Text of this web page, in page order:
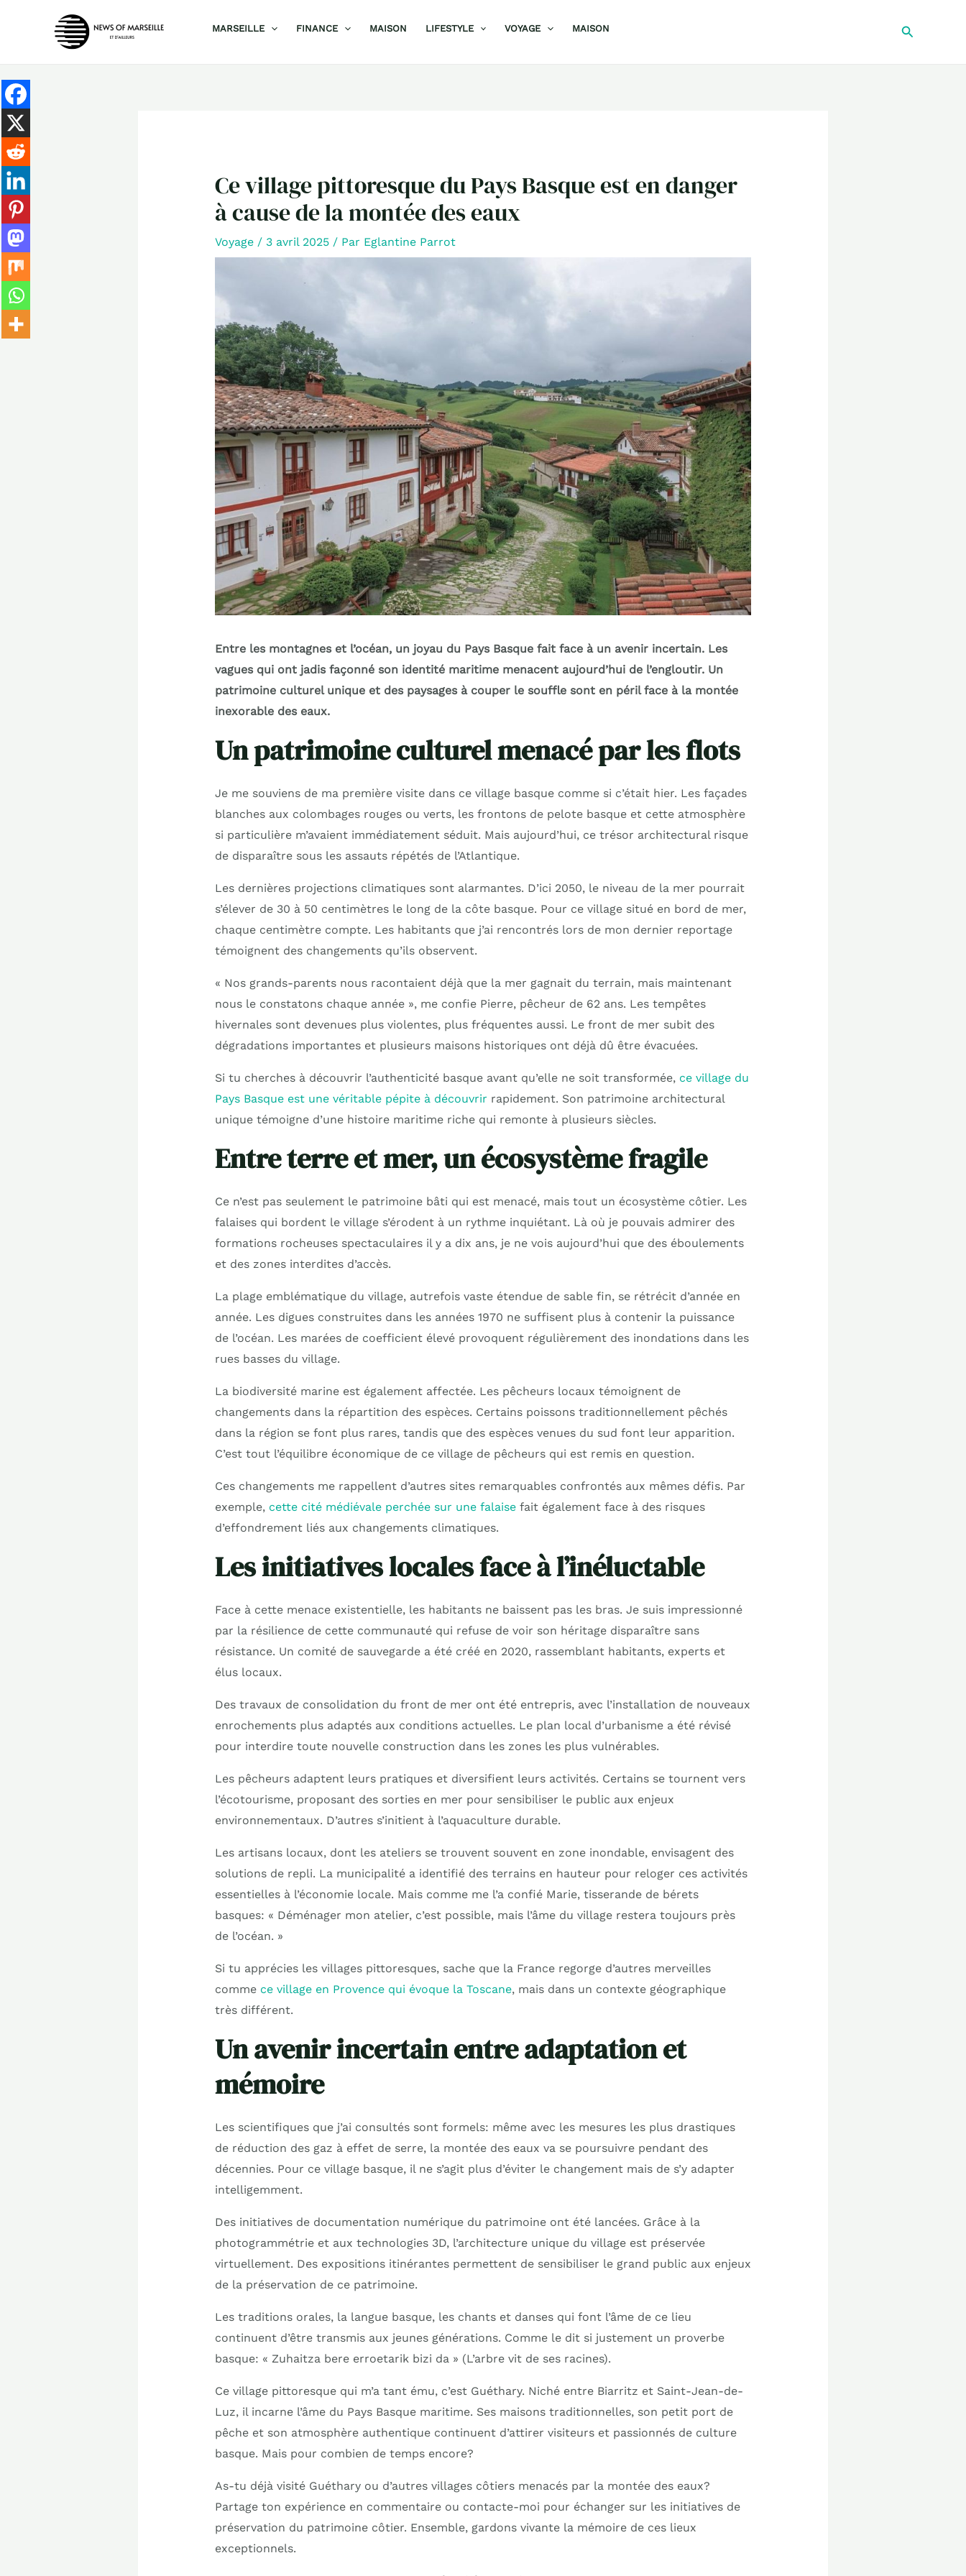
MARSEILLE FINANCE MAISON LIFESTYLE VOYAGE MAISON
Ce village pittoresque du Pays Basque est en danger
à cause de la montée des eaux
Voyage/ 3 avril 2025 / Par Eglantine Parrot
Entre les montagnes et l’océan, un joyau du Pays Basque fait face à un avenir incertain. Les
vagues qui ont jadis façonné son identité maritime menacent aujourd’hui de l’engloutir. Un
patrimoine culturel unique et des paysages à couper le souffle sont en péril face à la montée
inexorable des eaux.
Un patrimoine culturel menacé par les flots
Je me souviens de ma première visite dans ce village basque comme si c’était hier. Les façades
blanches aux colombages rouges ou verts, les frontons de pelote basque et cette atmosphère
si particulière m’avaient immédiatement séduit. Mais aujourd’hui, ce trésor architectural risque
de disparaître sous les assauts répétés de l’Atlantique.
Les dernières projections climatiques sont alarmantes. D’ici 2050, le niveau de la mer pourrait
s’élever de 30 à 50 centimètres le long de la côte basque. Pour ce village situé en bord de mer,
chaque centimètre compte. Les habitants que j’ai rencontrés lors de mon dernier reportage
témoignent des changements qu’ils observent.
« Nos grands-parents nous racontaient déjà que la mer gagnait du terrain, mais maintenant
nous le constatons chaque année », me confie Pierre, pêcheur de 62 ans. Les tempêtes
hivernales sont devenues plus violentes, plus fréquentes aussi. Le front de mer subit des
dégradations importantes et plusieurs maisons historiques ont déjà dû être évacuées.
Si tu cherches à découvrir l’authenticité basque avant qu’elle ne soit transformée, ce village du
Pays Basque est une véritable pépite à découvrir rapidement. Son patrimoine architectural
unique témoigne d’une histoire maritime riche qui remonte à plusieurs siècles.
Entre terre et mer, un écosystème fragile
Ce n’est pas seulement le patrimoine bâti qui est menacé, mais tout un écosystème côtier. Les
falaises qui bordent le village s’érodent à un rythme inquiétant. Là où je pouvais admirer des
formations rocheuses spectaculaires il y a dix ans, je ne vois aujourd’hui que des éboulements
et des zones interdites d’accès.
La plage emblématique du village, autrefois vaste étendue de sable fin, se rétrécit d’année en
année. Les digues construites dans les années 1970 ne suffisent plus à contenir la puissance
de l’océan. Les marées de coefficient élevé provoquent régulièrement des inondations dans les
rues basses du village.
La biodiversité marine est également affectée. Les pêcheurs locaux témoignent de
changements dans la répartition des espèces. Certains poissons traditionnellement pêchés
dans la région se font plus rares, tandis que des espèces venues du sud font leur apparition.
C’est tout l’équilibre économique de ce village de pêcheurs qui est remis en question.
Ces changements me rappellent d’autres sites remarquables confrontés aux mêmes défis. Par
exemple, cette cité médiévale perchée sur une falaisefait également face à des risques
d’effondrement liés aux changements climatiques.
Les initiatives locales face à l’inéluctable
Face à cette menace existentielle, les habitants ne baissent pas les bras. Je suis impressionné
par la résilience de cette communauté qui refuse de voir son héritage disparaître sans
résistance. Un comité de sauvegarde a été créé en 2020, rassemblant habitants, experts et
élus locaux.
Des travaux de consolidation du front de mer ont été entrepris, avec l’installation de nouveaux
enrochements plus adaptés aux conditions actuelles. Le plan local d’urbanisme a été révisé
pour interdire toute nouvelle construction dans les zones les plus vulnérables.
Les pêcheurs adaptent leurs pratiques et diversifient leurs activités. Certains se tournent vers
l’écotourisme, proposant des sorties en mer pour sensibiliser le public aux enjeux
environnementaux. D’autres s’initient à l’aquaculture durable.
Les artisans locaux, dont les ateliers se trouvent souvent en zone inondable, envisagent des
solutions de repli. La municipalité a identifié des terrains en hauteur pour reloger ces activités
essentielles à l’économie locale. Mais comme me l’a confié Marie, tisserande de bérets
basques: « Déménager mon atelier, c’est possible, mais l’âme du village restera toujours près
de l’océan. »
Si tu apprécies les villages pittoresques, sache que la France regorge d’autres merveilles
comme ce village en Provence qui évoque la Toscane, mais dans un contexte géographique
très différent.
Un avenir incertain entre adaptation et
mémoire
Les scientifiques que j’ai consultés sont formels: même avec les mesures les plus drastiques
de réduction des gaz à effet de serre, la montée des eaux va se poursuivre pendant des
décennies. Pour ce village basque, il ne s’agit plus d’éviter le changement mais de s’y adapter
intelligemment.
Des initiatives de documentation numérique du patrimoine ont été lancées. Grâce à la
photogrammétrie et aux technologies 3D, l’architecture unique du village est préservée
virtuellement. Des expositions itinérantes permettent de sensibiliser le grand public aux enjeux
de la préservation de ce patrimoine.
Les traditions orales, la langue basque, les chants et danses qui font l’âme de ce lieu
continuent d’être transmis aux jeunes générations. Comme le dit si justement un proverbe
basque: « Zuhaitza bere erroetarik bizi da » (L’arbre vit de ses racines).
Ce village pittoresque qui m’a tant ému, c’est Guéthary. Niché entre Biarritz et Saint-Jean-de-
Luz, il incarne l’âme du Pays Basque maritime. Ses maisons traditionnelles, son petit port de
pêche et son atmosphère authentique continuent d’attirer visiteurs et passionnés de culture
basque. Mais pour combien de temps encore?
As-tu déjà visité Guéthary ou d’autres villages côtiers menacés par la montée des eaux?
Partage ton expérience en commentaire ou contacte-moi pour échanger sur les initiatives de
préservation du patrimoine côtier. Ensemble, gardons vivante la mémoire de ces lieux
exceptionnels.